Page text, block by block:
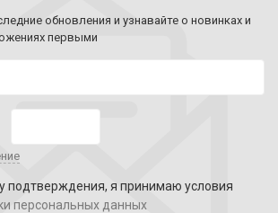
обновления и узнавайте о новинках и
первыми
подтверждения, я принимаю условия
персональных данных